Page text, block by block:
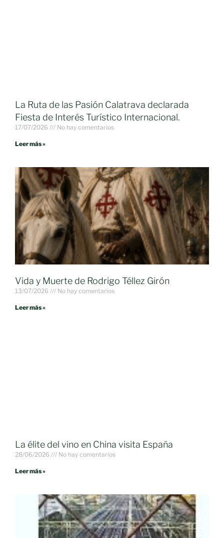
La Ruta de las Pasión Calatrava declarada
Fiesta de Interés Turístico Internacional.
17/07/2026 No hay comentarios
Leer más »
Vida y Muerte de Rodrigo Téllez Girón
13/07/2026 No hay comentarios
Leer más »
La élite del vino en China visita España
28/06/2026 No hay comentarios
Leer más »